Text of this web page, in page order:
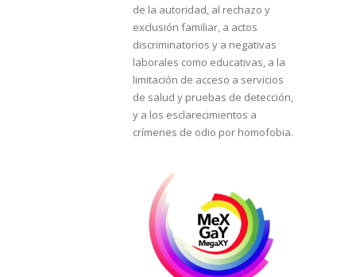
de la autoridad, al rechazo y
exclusión familiar, a actos
discriminatorios y a negativas
laborales como educativas, a la
limitación de acceso a servicios
de salud y pruebas de detección,
y a los esclarecimientos a
crímenes de odio por homofobia.